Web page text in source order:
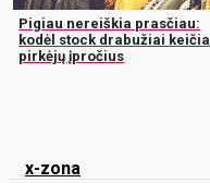
Pigiau nereiškia prasčiau:
kodėl stock drabužiai keičia
pirkėjų įpročius
x-zona